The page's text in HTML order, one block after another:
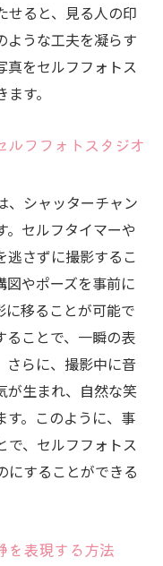
せると、見る人の印
ような工夫を凝らす
真をセルフフォトス
す。
ルフフォトスタジオ
、シャッターチャン
。セルフタイマーや
逃さずに撮影するこ
図やポーズを事前に
に移ることが可能で
ることで、一瞬の表
さらに、撮影中に音
が生まれ、自然な笑
す。このように、事
で、セルフフォトス
にすることができる
を表現する方法